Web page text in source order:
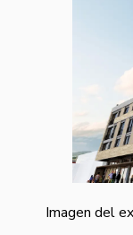
Imagen del